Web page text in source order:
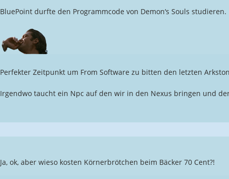
BluePoint durfte den Programmcode von Demon‘s Souls studieren.
Perfekter Zeitpunkt um From Software zu bitten den letzten
Irgendwo taucht ein Npc auf den wir in den Nexus bringen und
Ja, ok, aber wieso kosten Körnerbrötchen beim Bäcker 70 Cent?!